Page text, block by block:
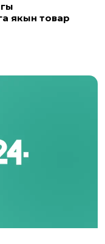
якын товар